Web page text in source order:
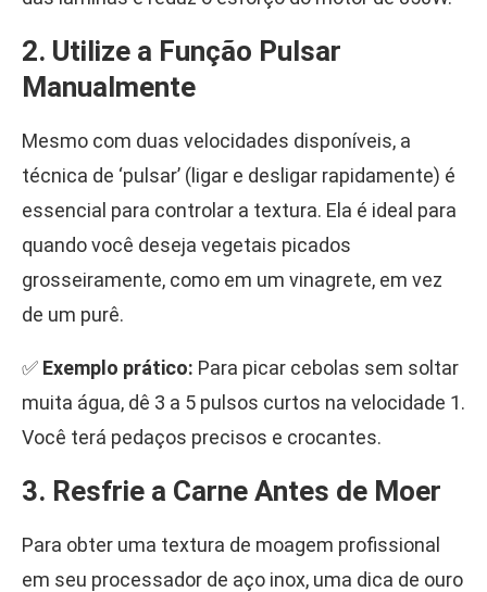
2. Utilize a Função Pulsar
Manualmente
Mesmo com duas velocidades disponíveis, a
técnica de ‘pulsar’ (ligar e desligar rapidamente) é
essencial para controlar a textura. Ela é ideal para
quando você deseja vegetais picados
grosseiramente, como em um vinagrete, em vez
de um purê.
✅ Exemplo prático: Para picar cebolas sem soltar
muita água, dê 3 a 5 pulsos curtos na velocidade 1.
Você terá pedaços precisos e crocantes.
3. Resfrie a Carne Antes de Moer
Para obter uma textura de moagem profissional
em seu processador de aço inox, uma dica de ouro